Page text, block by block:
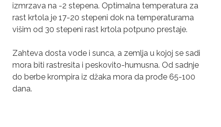
izmrzava na -2 stepena. Optimalna temperatura za
rast krtola je 17-20 stepeni dok na temperaturama
višim od 30 stepeni rast krtola potpuno prestaje.
Zahteva dosta vode i sunca, a zemlja u kojoj se sadi
mora biti rastresita i peskovito-humusna. Od sadnje
do berbe krompira iz džaka mora da prođe 65-100
dana.